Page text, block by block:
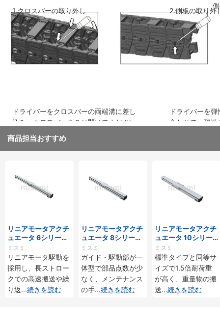
側板のリンクを斜めに前のリンクに差し
込み、はめ込みます
弾性シートを両
ください
1.クロスバーの取り外し 2.側板の取り外
ドライバーをクロスバーの両端溝に差し
込み、クロスバーをこじ開けてください
ドライバーを
合わせて、弾
商品担当おすすめ
リニアモータアクチ
ュエータ 6シリーズ
標準タイプ インクリ
メンタル・アブソリ
ュート仕様
ミスミ
リニアモータ駆動を
採用し、長ストロー
クでの高速搬送や繰
り返...続きを読む
リニアモータアクチ
ュエータ 8シリーズ
標準タイプ インクリ
メンタル・アブソリ
ュート仕様
ミスミ
ガイド・駆動部が一
体型で部品点数が少
なく、メンテナンス
の手...続きを読む
リニアモータアクチ
ュエータ 10シリー
ズ 標準タイプ 重荷
重 インクリメンタ
ル・アブソリュート
仕様
ミスミ
標準タイプと同等サ
イズで1.5倍耐荷重
が高く、重量物の搬
送...続きを読む